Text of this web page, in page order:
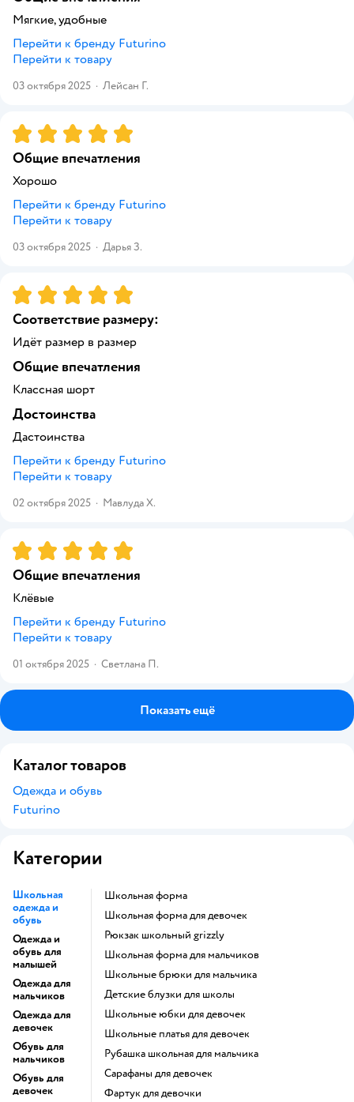
Мягкие, удобные
Перейти к бренду Futurino
Перейти к товару
03 октября 2025 · Лейсан Г.
Рейтинг:5
Общие впечатления
Хорошо
Перейти к бренду Futurino
Перейти к товару
03 октября 2025 · Дарья З.
Рейтинг:5
Соответствие размеру:
Идёт размер в размер
Общие впечатления
Классная шорт
Достоинства
Дастоинства
Перейти к бренду Futurino
Перейти к товару
02 октября 2025 · Мавлуда Х.
Рейтинг:5
Общие впечатления
Клёвые
Перейти к бренду Futurino
Перейти к товару
01 октября 2025 · Светлана П.
Показать ещё
Каталог товаров
Одежда и обувь
Futurino
Категории
Школьная
одежда и
обувь
Одежда и
обувь для
малышей
Одежда для
мальчиков
Одежда для
девочек
Обувь для
мальчиков
Обувь для
девочек
Школьная форма
Школьная форма для девочек
Рюкзак школьный grizzly
Школьная форма для мальчиков
Школьные брюки для мальчика
Детские блузки для школы
Школьные юбки для девочек
Школьные платья для девочек
Рубашка школьная для мальчика
Сарафаны для девочек
Фартук для девочки